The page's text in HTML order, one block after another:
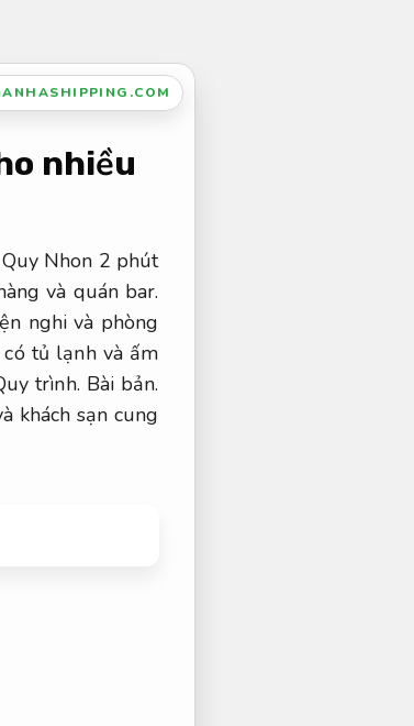
nhiều
Nhon 2 phút
và quán bar.
nghi và phòng
có tủ lạnh và ấm
trình. Bài bản.
khách sạn cung